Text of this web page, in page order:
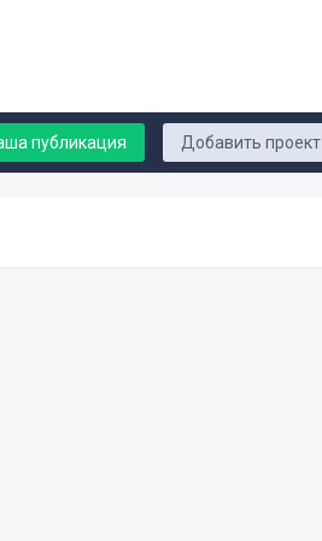
Добавить проект
публикация